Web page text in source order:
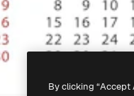
By clicking “Accept